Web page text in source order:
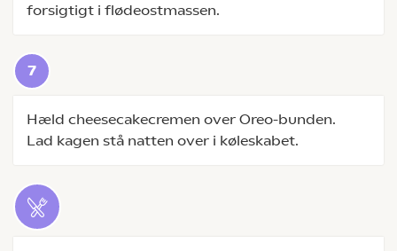
forsigtigt i flødeostmassen.
Hæld cheesecakecremen over Oreo-bunden.
Lad kagen stå natten over i køleskabet.